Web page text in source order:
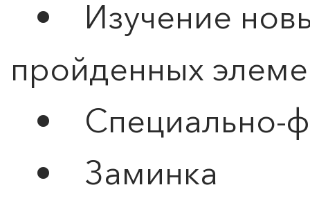
• Изучение
пройденных
• Специально-
• Заминка